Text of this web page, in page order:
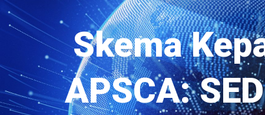
Skema
APSCA: